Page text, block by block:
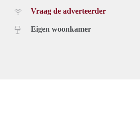
Vraag de adverteerder
Eigen woonkamer